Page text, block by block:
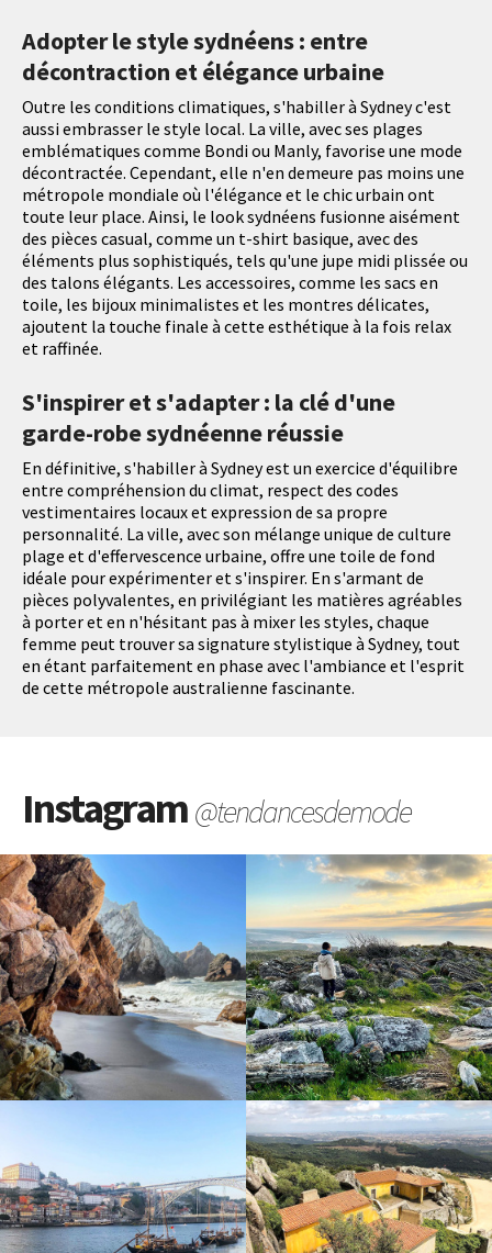
Adopter le style sydnéens : entre
décontraction et élégance urbaine
Outre les conditions climatiques, s'habiller à Sydney c'est
aussi embrasser le style local. La ville, avec ses plages
emblématiques comme Bondi ou Manly, favorise une mode
décontractée. Cependant, elle n'en demeure pas moins une
métropole mondiale où l'élégance et le chic urbain ont
toute leur place. Ainsi, le look sydnéens fusionne aisément
des pièces casual, comme un t-shirt basique, avec des
éléments plus sophistiqués, tels qu'une jupe midi plissée ou
des talons élégants. Les accessoires, comme les sacs en
toile, les bijoux minimalistes et les montres délicates,
ajoutent la touche finale à cette esthétique à la fois relax
et raffinée.
S'inspirer et s'adapter : la clé d'une
garde-robe sydnéenne réussie
En définitive, s'habiller à Sydney est un exercice d'équilibre
entre compréhension du climat, respect des codes
vestimentaires locaux et expression de sa propre
personnalité. La ville, avec son mélange unique de culture
plage et d'effervescence urbaine, offre une toile de fond
idéale pour expérimenter et s'inspirer. En s'armant de
pièces polyvalentes, en privilégiant les matières agréables
à porter et en n'hésitant pas à mixer les styles, chaque
femme peut trouver sa signature stylistique à Sydney, tout
en étant parfaitement en phase avec l'ambiance et l'esprit
de cette métropole australienne fascinante.
Instagram@tendancesdemode